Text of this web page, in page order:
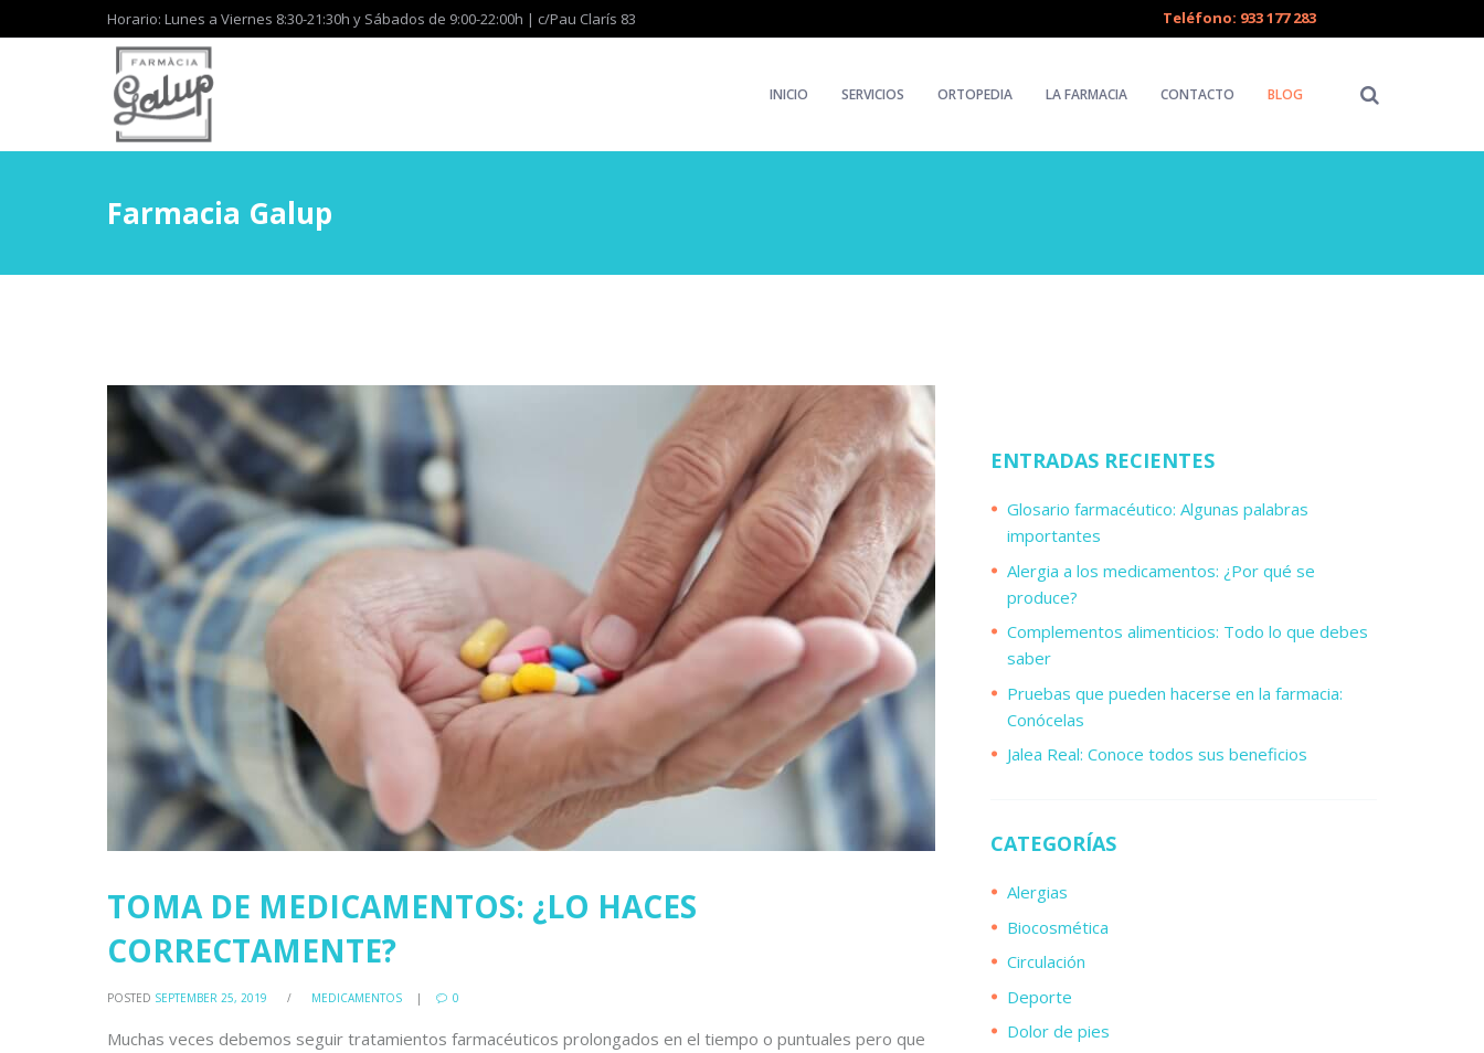
Teléfono: 933 177 283
Horario: Lunes a Viernes 8:30-21:30h y Sábados de 9:00-22:00h | c/Pau Clarís 83
INICIO SERVICIOS ORTOPEDIA LA FARMACIA CONTACTO BLOG
Farmacia Galup
TOMA DE MEDICAMENTOS: ¿LO HACES
CORRECTAMENTE?
POSTED SEPTEMBER 25, 2019 / MEDICAMENTOS 0
Muchas veces debemos seguir tratamientos farmacéuticos prolongados en el tiempo o puntuales pero que
ENTRADAS RECIENTES
Glosario farmacéutico: Algunas palabras
importantes
Alergia a los medicamentos: ¿Por qué se
produce?
Complementos alimenticios: Todo lo que debes
saber
Pruebas que pueden hacerse en la farmacia:
Conócelas
Jalea Real: Conoce todos sus beneficios
CATEGORÍAS
Alergias
Biocosmética
Circulación
Deporte
Dolor de pies